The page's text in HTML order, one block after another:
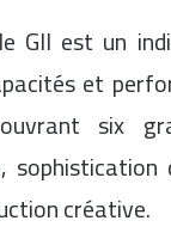
GII est un
et
six
créative.